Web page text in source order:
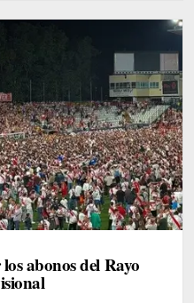
abonos del Rayo